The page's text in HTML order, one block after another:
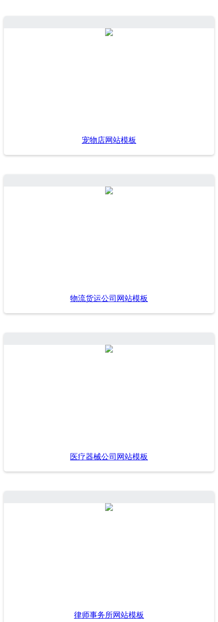
宠物店网站模板
物流货运公司网站模板
医疗器械公司网站模板
律师事务所网站模板